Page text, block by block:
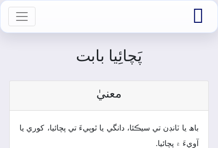

پَچائِيا بابت
معنيٰ
باھ يا ٽانڊن تي سيڪئا، دانگي يا ٿوٻيءَ تي پچائيا، کوري يا
آويءَ ۾ پچائيا.